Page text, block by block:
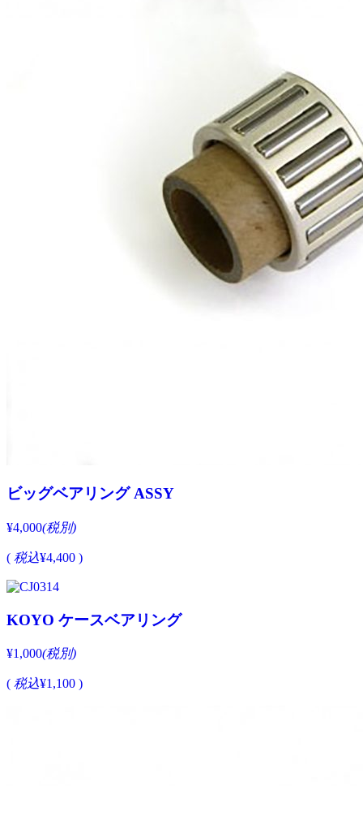
ビッグベアリング ASSY
¥4,000(税別)
( 税込¥4,400 )
KOYO ケースベアリング
¥1,000(税別)
( 税込¥1,100 )